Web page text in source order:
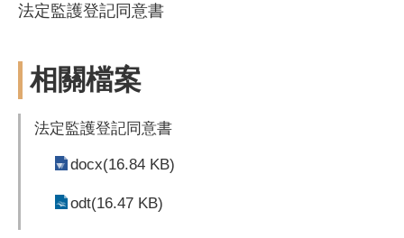
法定監護登記同意書
相關檔案
法定監護登記同意書
docx(16.84 KB)
odt(16.47 KB)